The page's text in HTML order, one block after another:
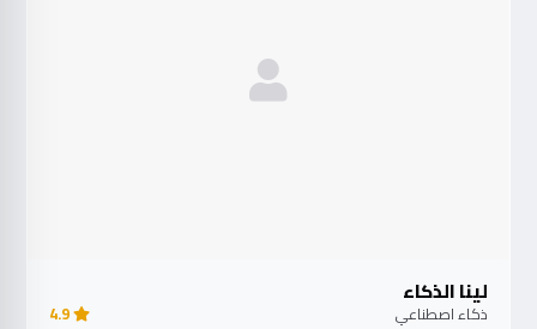
لينا الذكاء
ذكاء اصطناعي 4.9